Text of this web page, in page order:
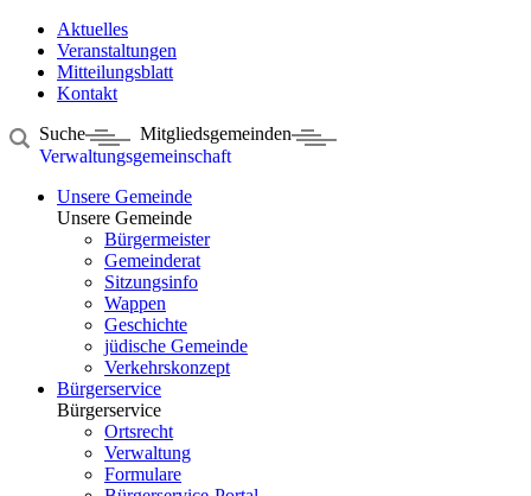
Aktuelles
Veranstaltungen
Mitteilungsblatt
Kontakt
Suche
Mitgliedsgemeinden
Verwaltungsgemeinschaft
Unsere Gemeinde
Unsere Gemeinde
Bürgermeister
Gemeinderat
Sitzungsinfo
Wappen
Geschichte
jüdische Gemeinde
Verkehrskonzept
Bürgerservice
Bürgerservice
Ortsrecht
Verwaltung
Formulare